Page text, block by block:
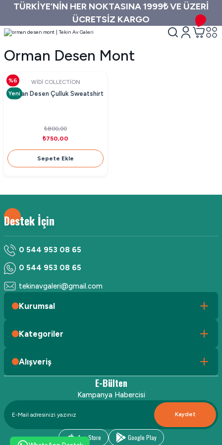
TÜRKİYE’NİN HER NOKTASINA 1999₺ VE ÜZERİ
ÜCRETSİZ KARGO
Orman Desen Mont
%6
Yeni
WİDİ COLLECTİON
Orman Desen Çulluk Sweatshirt
₺800,00
₺750,00
Sepete Ekle
Destek İçin
0 544 953 08 65
0 544 953 08 65
tekinavgaleri@gmail.com
Kurumsal
Kategoriler
Alışveriş
E-Bülten
Kampanya Habercisi
Kaydet
App Store Google Play